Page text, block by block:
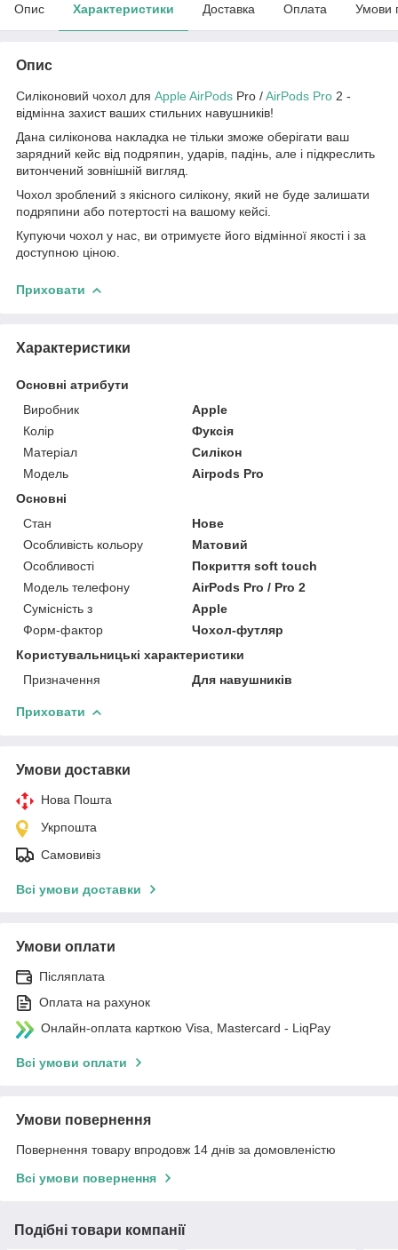
Опис Характеристики Доставка Оплата Умови
Опис
Силіконовий чохол для Apple AirPods Pro /AirPods Pro 2 -
відмінна захист ваших стильних навушників!
Дана силіконова накладка не тільки зможе оберігати ваш
зарядний кейс від подряпин, ударів, падінь, але і підкреслить
витончений зовнішній вигляд.
Чохол зроблений з якісного силікону, який не буде залишати
подряпини або потертості на вашому кейсі.
Купуючи чохол у нас, ви отримуєте його відмінної якості і за
доступною ціною.
Приховати
Характеристики
Основні атрибути
Виробник
Apple
Колір
Фуксія
Матеріал
Силікон
Модель
Airpods Pro
Основні
Стан
Нове
Особливість кольору
Матовий
Особливості
Покриття soft touch
Модель телефону
AirPods Pro / Pro 2
Сумісність з
Apple
Форм-фактор
Чохол-футляр
Користувальницькі характеристики
Призначення
Для навушників
Приховати
Умови доставки
Нова Пошта
Укрпошта
Самовивіз
Всі умови доставки
Умови оплати
Післяплата
Оплата на рахунок
Онлайн-оплата карткою Visa, Mastercard - LiqPay
Всі умови оплати
Умови повернення
Повернення товару впродовж 14 днів за домовленістю
Всі умови повернення
Подібні товари компанії